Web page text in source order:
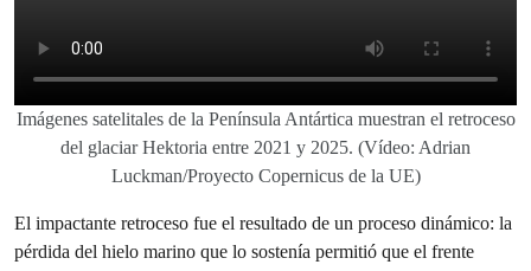
Imágenes satelitales de la Península Antártica muestran el retroceso
del glaciar Hektoria entre 2021 y 2025. (Vídeo: Adrian
Luckman/Proyecto Copernicus de la UE)
El impactante retroceso fue el resultado de un proceso dinámico: la
pérdida del hielo marino que lo sostenía permitió que el frente